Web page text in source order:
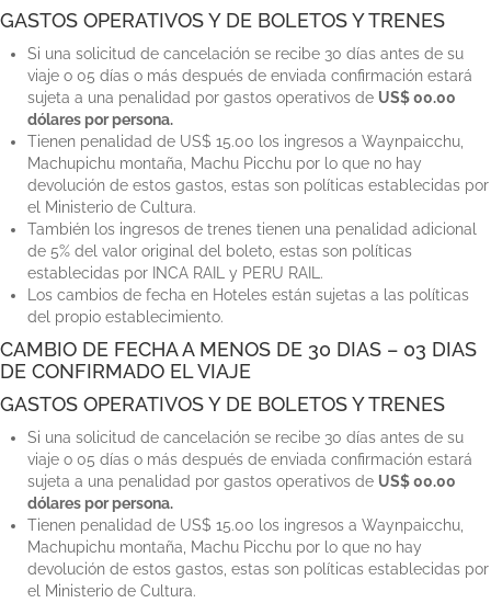
GASTOS OPERATIVOS Y DE BOLETOS Y TRENES
Si una solicitud de cancelación se recibe 30 días antes de su
viaje o 05 días o más después de enviada confirmación estará
sujeta a una penalidad por gastos operativos de US$ 00.00
dólares por persona.
Tienen penalidad de US$ 15.00 los ingresos a Waynpaicchu,
Machupichu montaña, Machu Picchu por lo que no hay
devolución de estos gastos, estas son políticas establecidas por
el Ministerio de Cultura.
También los ingresos de trenes tienen una penalidad adicional
de 5% del valor original del boleto, estas son políticas
establecidas por INCA RAIL y PERU RAIL.
Los cambios de fecha en Hoteles están sujetas a las políticas
del propio establecimiento.
CAMBIO DE FECHA A MENOS DE 30 DIAS – 03 DIAS
DE CONFIRMADO EL VIAJE
GASTOS OPERATIVOS Y DE BOLETOS Y TRENES
Si una solicitud de cancelación se recibe 30 días antes de su
viaje o 05 días o más después de enviada confirmación estará
sujeta a una penalidad por gastos operativos de US$ 00.00
dólares por persona.
Tienen penalidad de US$ 15.00 los ingresos a Waynpaicchu,
Machupichu montaña, Machu Picchu por lo que no hay
devolución de estos gastos, estas son políticas establecidas por
el Ministerio de Cultura.